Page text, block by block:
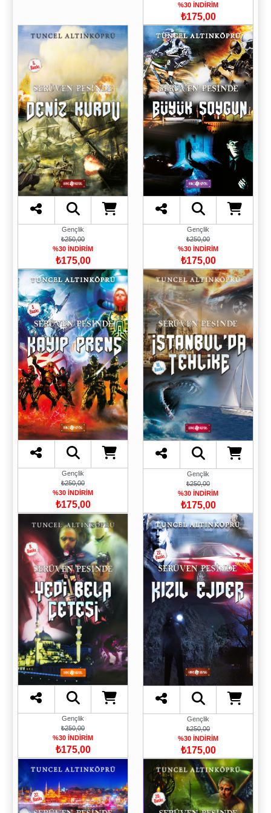
%30 İNDİRİM
₺175,00
Gençlik
₺250,00
%30 İNDİRİM
₺175,00
Gençlik
₺250,00
%30 İNDİRİM
₺175,00
Gençlik
₺250,00
%30 İNDİRİM
₺175,00
Gençlik
₺250,00
%30 İNDİRİM
₺175,00
Gençlik
₺250,00
%30 İNDİRİM
₺175,00
Gençlik
₺250,00
%30 İNDİRİM
₺175,00